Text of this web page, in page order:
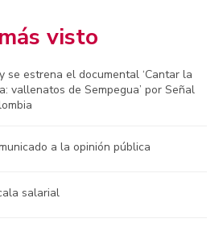
visto
se estrena el documental ‘Cantar la
vallenatos de Sempegua’ por Señal
a la opinión pública
salarial